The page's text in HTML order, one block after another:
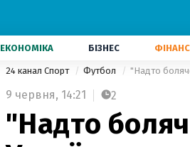
ЕКОНОМІКА БІЗНЕС
24 канал Спорт Футбол "Надто
9 червня, 14:21 2
"Надто